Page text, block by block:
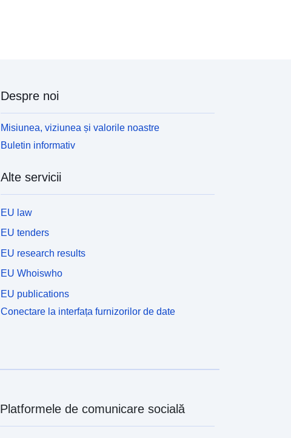
Despre noi
Misiunea, viziunea și valorile noastre
Buletin informativ
Alte servicii
EU law
EU tenders
EU research results
EU Whoiswho
EU publications
Conectare la interfața furnizorilor de date
Platformele de comunicare socială